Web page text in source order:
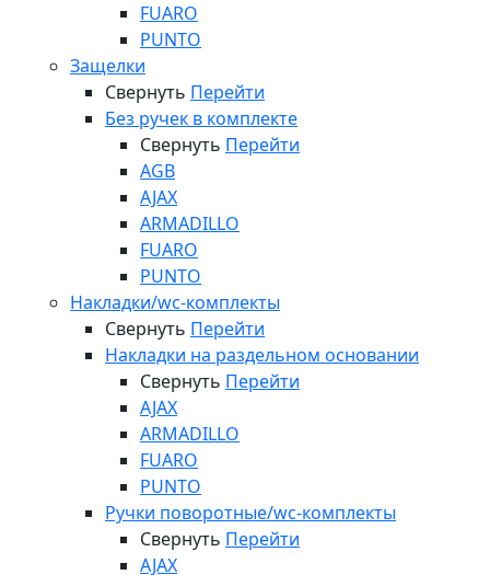
FUARO
PUNTO
Защелки
Свернуть Перейти
Без ручек в комплекте
Свернуть Перейти
AGB
AJAX
ARMADILLO
FUARO
PUNTO
Накладки/wc-комплекты
Свернуть Перейти
Накладки на раздельном основании
Свернуть Перейти
AJAX
ARMADILLO
FUARO
PUNTO
Ручки поворотные/wc-комплекты
Свернуть Перейти
AJAX